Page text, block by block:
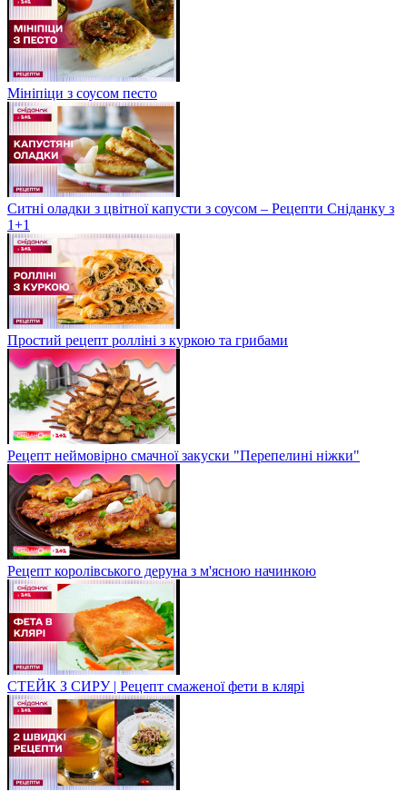
Мініпіци з соусом песто
Ситні оладки з цвітної капусти з соусом – Рецепти Сніданку з
1+1
Простий рецепт ролліні з куркою та грибами
Рецепт неймовірно смачної закуски "Перепелині ніжки"
Рецепт королівського деруна з м'ясною начинкою
СТЕЙК З СИРУ | Рецепт смаженої фети в клярі